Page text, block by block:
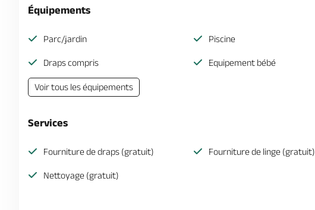
Équipements
Parc/jardin Piscine
Draps compris Equipement bébé
Voir tous les équipements
Services
Fourniture de draps (gratuit) Fourniture de linge (gratuit)
Nettoyage (gratuit)